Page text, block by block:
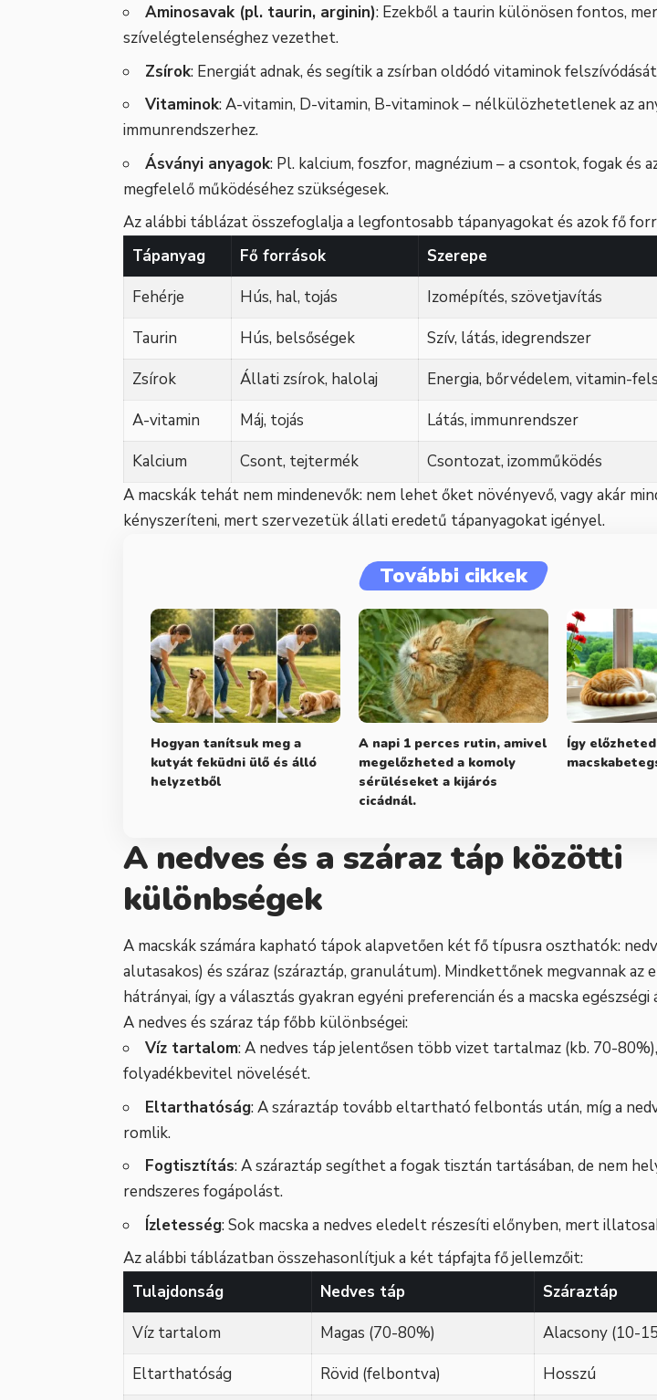
Aminosavak (pl. taurin, arginin): Ezekből a taurin különösen fontos,
szívelégtelenséghez vezethet.
Zsírok: Energiát adnak, és segítik a zsírban oldódó vitaminok
Vitaminok: A-vitamin, D-vitamin, B-vitaminok – nélkülözhetetlenek az
immunrendszerhez.
Ásványi anyagok: Pl. kalcium, foszfor, magnézium – a csontok, fogak és
megfelelő működéséhez szükségesek.
Az alábbi táblázat összefoglalja a legfontosabb tápanyagokat és azok fő
Tápanyag
Fő források
Szerepe
Fehérje
Hús, hal, tojás
Izomépítés, szövetjavítás
Taurin
Hús, belsőségek
Szív, látás, idegrendszer
Zsírok
Állati zsírok, halolaj
Energia, bőrvédelem, vitamin-
A-vitamin
Máj, tojás
Látás, immunrendszer
Kalcium
Csont, tejtermék
Csontozat, izomműködés
A macskák tehát nem mindenevők: nem lehet őket növényevő, vagy akár
kényszeríteni, mert szervezetük állati eredetű tápanyagokat igényel.
További cikkek
Hogyan tanítsuk meg a
kutyát feküdni ülő és álló
helyzetből
A napi 1 perces rutin, amivel
megelőzheted a komoly
sérüléseket a kijárós
cicádnál.
Így
A nedves és a száraz táp közötti
különbségek
A macskák számára kapható tápok alapvetően két fő típusra oszthatók:
alutasakos) és száraz (száraztáp, granulátum). Mindkettőnek megvannak az
hátrányai, így a választás gyakran egyéni preferencián és a macska
A nedves és száraz táp főbb különbségei:
Víz tartalom: A nedves táp jelentősen több vizet tartalmaz (kb. 70-
folyadékbevitel növelését.
Eltarthatóság: A száraztáp tovább eltartható felbontás után, míg a
romlik.
Fogtisztítás: A száraztáp segíthet a fogak tisztán tartásában, de nem
rendszeres fogápolást.
Ízletesség: Sok macska a nedves eledelt részesíti előnyben, mert
Az alábbi táblázatban összehasonlítjuk a két tápfajta fő jellemzőit:
Tulajdonság
Nedves táp
Száraztáp
Víz tartalom
Magas (70-80%)
Alacsony (10-
Eltarthatóság
Rövid (felbontva) Hosszú